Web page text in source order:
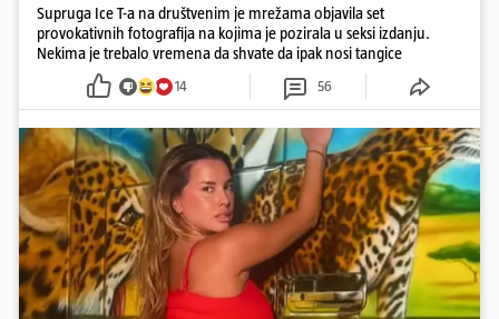
Supruga Ice T-a na društvenim je mrežama objavila set
provokativnih fotografija na kojima je pozirala u seksi izdanju.
Nekima je trebalo vremena da shvate da ipak nosi tangice
14 56